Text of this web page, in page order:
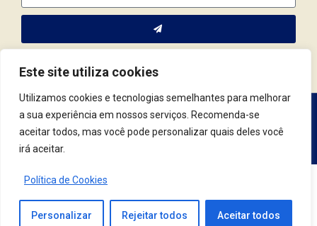
Este site utiliza cookies
Utilizamos cookies e tecnologias semelhantes para melhorar
a sua experiência em nossos serviços. Recomenda-se
aceitar todos, mas você pode personalizar quais deles você
irá aceitar.
Política de Cookies
Personalizar Rejeitar todos Aceitar todos
Av. Fernando Corrêa da Costa, 2044 | Cep.: 79.004-311 | Campo
Grande / MS | (67) 3382.4801 | (67) 9123.7759